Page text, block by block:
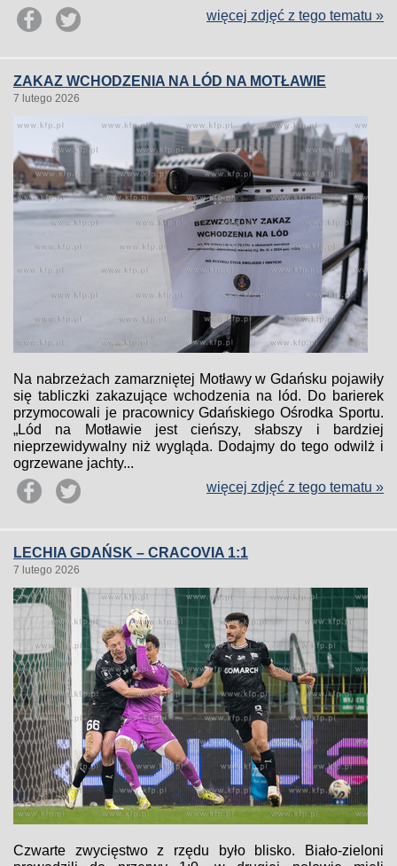
więcej zdjęć z tego tematu »
ZAKAZ WCHODZENIA NA LÓD NA MOTŁAWIE
7 lutego 2026
Na nabrzeżach zamarzniętej Motławy w Gdańsku pojawiły
się tabliczki zakazujące wchodzenia na lód. Do barierek
przymocowali je pracownicy Gdańskiego Ośrodka Sportu.
„Lód na Motławie jest cieńszy, słabszy i bardziej
nieprzewidywalny niż wygląda. Dodajmy do tego odwilż i
ogrzewane jachty...
więcej zdjęć z tego tematu »
LECHIA GDAŃSK – CRACOVIA 1:1
7 lutego 2026
Czwarte zwycięstwo z rzędu było blisko. Biało-zieloni